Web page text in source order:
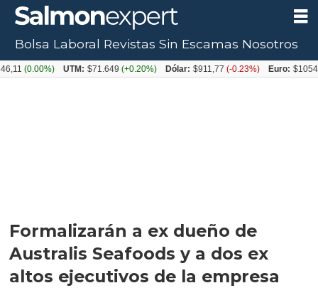
Formalizarán a ex dueño de
Australis Seafoods y a dos ex
altos ejecutivos de la empresa
Bolsa Laboral Revistas Sin Escamas Nosotros
UTM: $71.649(+0.20%) Dólar: $911,77(-0.23%) Euro: $1054,31